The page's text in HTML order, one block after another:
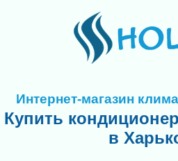
Интернет-магазин
Купить
в